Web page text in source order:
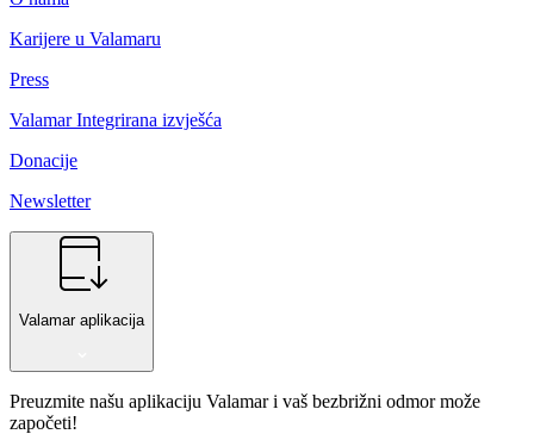
Karijere u Valamaru
Press
Valamar Integrirana izvješća
Donacije
Newsletter
Valamar aplikacija
Preuzmite našu aplikaciju Valamar i vaš bezbrižni odmor može
započeti!